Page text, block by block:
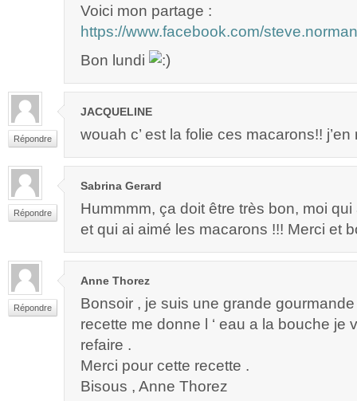
Voici mon partage :
https://www.facebook.com/
Bon lundi
Répondre
JACQUELINE
wouah c’ est la folie ces macarons!!
Répondre
Sabrina Gerard
Hummmm, ça doit être très bon, moi
et qui ai aimé les macarons !!! Merci et
Répondre
Anne Thorez
Bonsoir , je suis une grande
recette me donne l ‘ eau a la bouche je
refaire .
Merci pour cette recette .
Bisous , Anne Thorez